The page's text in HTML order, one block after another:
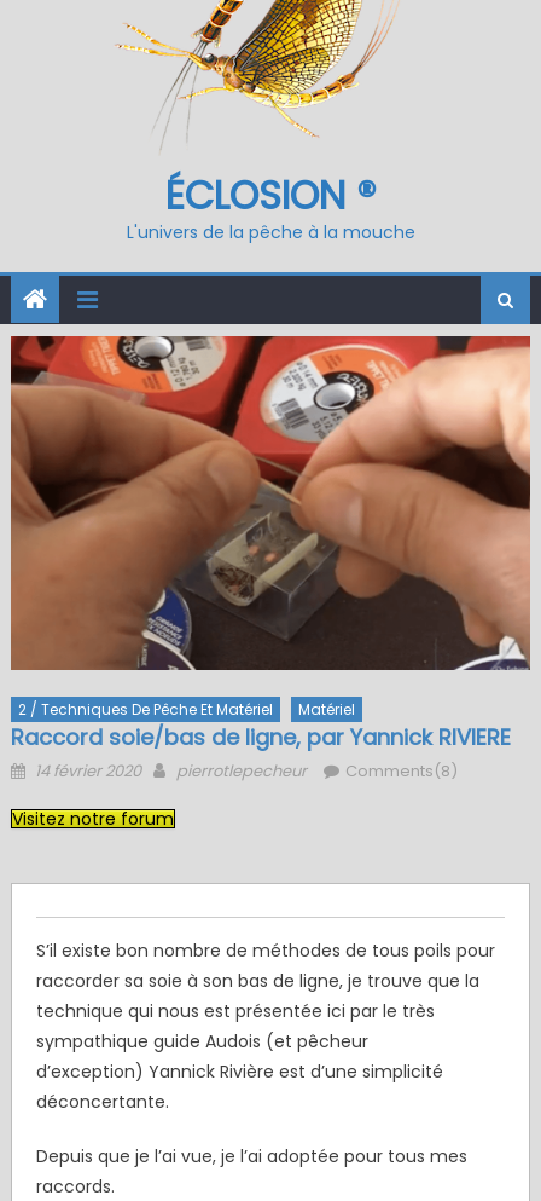
ÉCLOSION ®
L'univers de la pêche à la mouche
2 / Techniques De Pêche Et Matériel Matériel
Raccord soie/bas de ligne, par Yannick RIVIERE
Posted
14 février 2020 Author
pierrotlepecheur Comments(8)
Visitez notre forum
S’il existe bon nombre de méthodes de tous poils pour
raccorder sa soie à son bas de ligne, je trouve que la
technique qui nous est présentée ici par le très
sympathique guide Audois (et pêcheur
d’exception) Yannick Rivière est d’une simplicité
déconcertante.
Depuis que je l’ai vue, je l’ai adoptée pour tous mes
raccords.